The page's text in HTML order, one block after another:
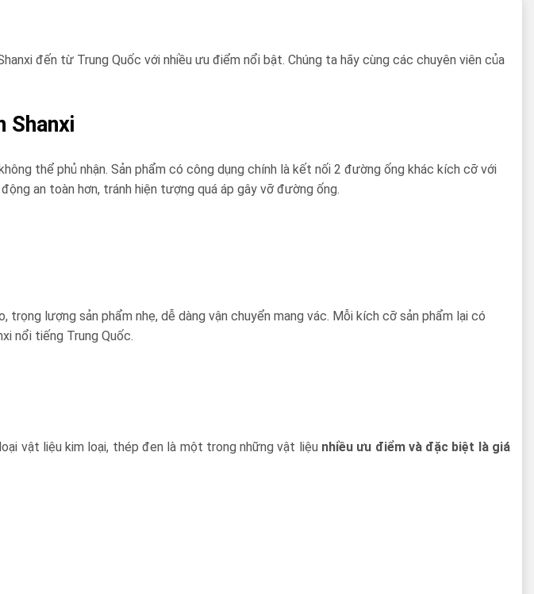
đến từ Trung Quốc với nhiều ưu điểm nổi bật. Chúng ta hãy cùng các chuyên viên của
Shanxi
thể phủ nhận. Sản phẩm có công dụng chính là kết nối 2 đường ống khác kích cỡ với
an toàn hơn, tránh hiện tượng quá áp gây vỡ đường ống.
lượng sản phẩm nhẹ, dễ dàng vận chuyển mang vác. Mỗi kích cỡ sản phẩm lại có
nổi tiếng Trung Quốc.
vật liệu kim loại, thép đen là một trong những vật liệu nhiều ưu điểm và đặc biệt là giá